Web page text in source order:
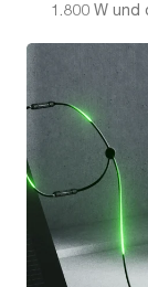
1.800 W und